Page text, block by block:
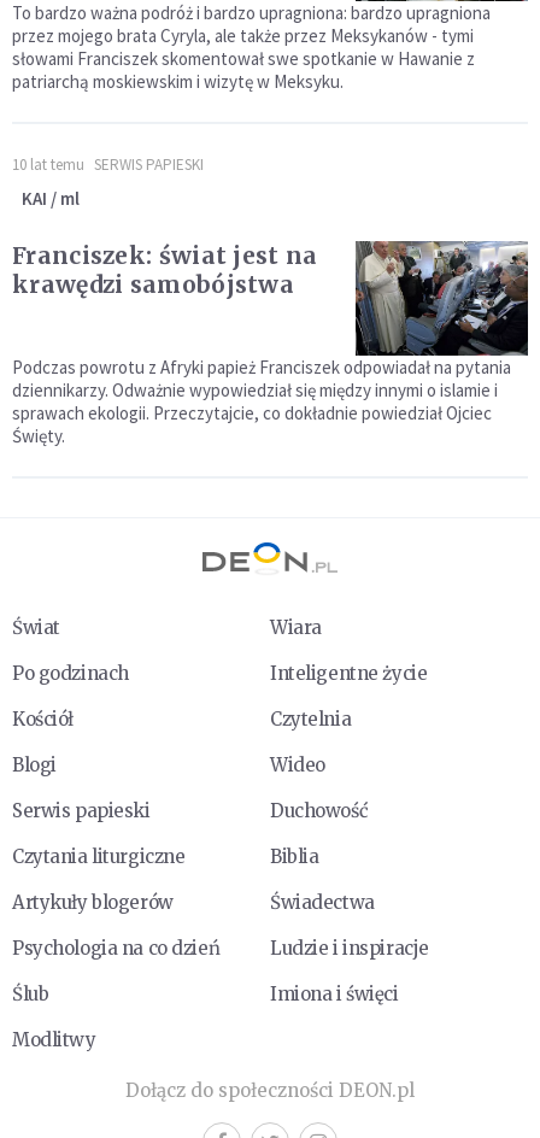
To bardzo ważna podróż i bardzo upragniona: bardzo upragniona
przez mojego brata Cyryla, ale także przez Meksykanów - tymi
słowami Franciszek skomentował swe spotkanie w Hawanie z
patriarchą moskiewskim i wizytę w Meksyku.
10 lat temu SERWIS PAPIESKI
KAI / ml
Franciszek: świat jest na
krawędzi samobójstwa
Podczas powrotu z Afryki papież Franciszek odpowiadał na pytania
dziennikarzy. Odważnie wypowiedział się między innymi o islamie i
sprawach ekologii. Przeczytajcie, co dokładnie powiedział Ojciec
Święty.
Świat
Wiara
Po godzinach
Inteligentne życie
Kościół
Czytelnia
Blogi
Wideo
Serwis papieski
Duchowość
Czytania liturgiczne
Biblia
Artykuły blogerów
Świadectwa
Psychologia na co dzień
Ludzie i inspiracje
Ślub
Imiona i święci
Modlitwy
Dołącz do społeczności DEON.pl